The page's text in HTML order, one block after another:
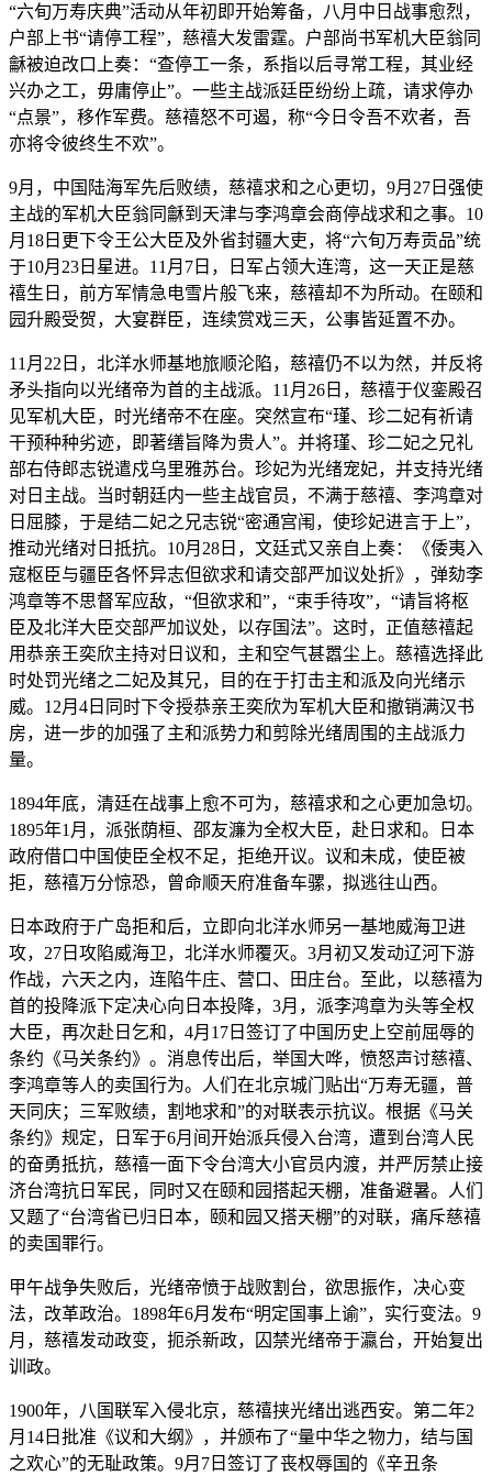
“六旬万寿庆典”活动从年初即开始筹备，八月中日战事愈烈，
户部上书“请停工程”，慈禧大发雷霆。户部尚书军机大臣翁同
龢被迫改口上奏：“查停工一条，系指以后寻常工程，其业经
兴办之工，毋庸停止”。一些主战派廷臣纷纷上疏，请求停办
“点景”，移作军费。慈禧怒不可遏，称“今日令吾不欢者，吾
亦将令彼终生不欢”。
9月，中国陆海军先后败绩，慈禧求和之心更切，9月27日强使
主战的军机大臣翁同龢到天津与李鸿章会商停战求和之事。10
月18日更下令王公大臣及外省封疆大吏，将“六旬万寿贡品”统
于10月23日星进。11月7日，日军占领大连湾，这一天正是慈
禧生日，前方军情急电雪片般飞来，慈禧却不为所动。在颐和
园升殿受贺，大宴群臣，连续赏戏三天，公事皆延置不办。
11月22日，北洋水师基地旅顺沦陷，慈禧仍不以为然，并反将
矛头指向以光绪帝为首的主战派。11月26日，慈禧于仪銮殿召
见军机大臣，时光绪帝不在座。突然宣布“瑾、珍二妃有祈请
干预种种劣迹，即著缮旨降为贵人”。并将瑾、珍二妃之兄礼
部右侍郎志锐遣戍乌里雅苏台。珍妃为光绪宠妃，并支持光绪
对日主战。当时朝廷内一些主战官员，不满于慈禧、李鸿章对
日屈膝，于是结二妃之兄志锐“密通宫闱，使珍妃进言于上”，
推动光绪对日抵抗。10月28日，文廷式又亲自上奏：《倭夷入
寇枢臣与疆臣各怀异志但欲求和请交部严加议处折》，弹劾李
鸿章等不思督军应敌，“但欲求和”，“束手待攻”，“请旨将枢
臣及北洋大臣交部严加议处，以存国法”。这时，正值慈禧起
用恭亲王奕欣主持对日议和，主和空气甚嚣尘上。慈禧选择此
时处罚光绪之二妃及其兄，目的在于打击主和派及向光绪示
威。12月4日同时下令授恭亲王奕欣为军机大臣和撤销满汉书
房，进一步的加强了主和派势力和剪除光绪周围的主战派力
量。
1894年底，清廷在战事上愈不可为，慈禧求和之心更加急切。
1895年1月，派张荫桓、邵友濂为全权大臣，赴日求和。日本
政府借口中国使臣全权不足，拒绝开议。议和未成，使臣被
拒，慈禧万分惊恐，曾命顺天府准备车骡，拟逃往山西。
日本政府于广岛拒和后，立即向北洋水师另一基地威海卫进
攻，27日攻陷威海卫，北洋水师覆灭。3月初又发动辽河下游
作战，六天之内，连陷牛庄、营口、田庄台。至此，以慈禧为
首的投降派下定决心向日本投降，3月，派李鸿章为头等全权
大臣，再次赴日乞和，4月17日签订了中国历史上空前屈辱的
条约《马关条约》。消息传出后，举国大哗，愤怒声讨慈禧、
李鸿章等人的卖国行为。人们在北京城门贴出“万寿无疆，普
天同庆；三军败绩，割地求和”的对联表示抗议。根据《马关
条约》规定，日军于6月间开始派兵侵入台湾，遭到台湾人民
的奋勇抵抗，慈禧一面下令台湾大小官员内渡，并严厉禁止接
济台湾抗日军民，同时又在颐和园搭起天棚，准备避暑。人们
又题了“台湾省已归日本，颐和园又搭天棚”的对联，痛斥慈禧
的卖国罪行。
甲午战争失败后，光绪帝愤于战败割台，欲思振作，决心变
法，改革政治。1898年6月发布“明定国事上谕”，实行变法。9
月，慈禧发动政变，扼杀新政，囚禁光绪帝于瀛台，开始复出
训政。
1900年，八国联军入侵北京，慈禧挟光绪出逃西安。第二年2
月14日批准《议和大纲》，并颁布了“量中华之物力，结与国
之欢心”的无耻政策。9月7日签订了丧权辱国的《辛丑条